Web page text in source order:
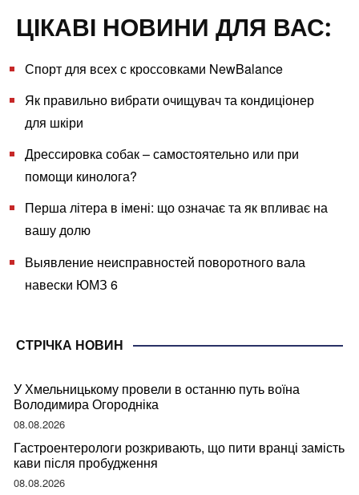
ЦІКАВІ НОВИНИ ДЛЯ ВАС:
Спорт для всех с кроссовками NewBalance
Як правильно вибрати очищувач та кондиціонер
для шкіри
Дрессировка собак – самостоятельно или при
помощи кинолога?
Перша літера в імені: що означає та як впливає на
вашу долю
Выявление неисправностей поворотного вала
навески ЮМЗ 6
СТРІЧКА НОВИН
У Хмельницькому провели в останню путь воїна
Володимира Огородніка
08.08.2026
Гастроентерологи розкривають, що пити вранці замість
кави після пробудження
08.08.2026